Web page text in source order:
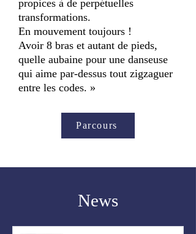
propices à de perpétuelles
transformations.
En mouvement toujours !
Avoir 8 bras et autant de pieds,
quelle aubaine pour une danseuse
qui aime par-dessus tout zigzaguer
entre les codes. »
Parcours
News